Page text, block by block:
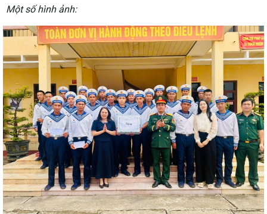
Một số hình ảnh: